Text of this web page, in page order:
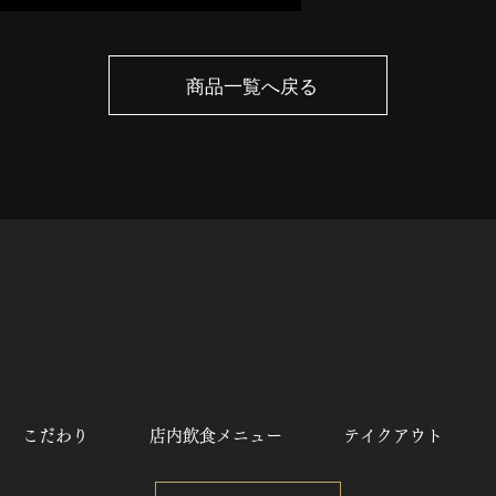
商品一覧へ戻る
こだわり 店内飲食メニュー テイクアウト